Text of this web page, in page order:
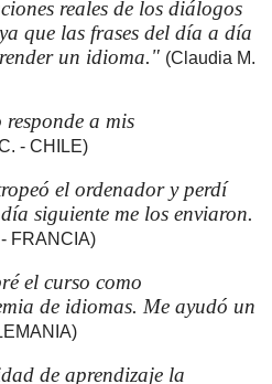
reales de los diálogos
que las frases del día a día
un idioma." (Claudia M.
responde a mis
- CHILE)
el ordenador y perdí
siguiente me los enviaron.
FRANCIA)
el curso como
de idiomas. Me ayudó un
de aprendizaje la